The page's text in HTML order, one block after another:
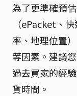
為了更準確預
（ePacket、
率、地理位置）
等因素。建議
過去買家的經
貨時間。